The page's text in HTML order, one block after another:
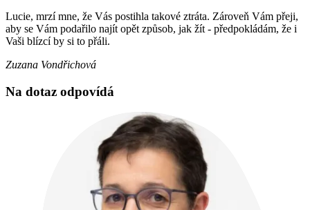
Lucie, mrzí mne, že Vás postihla takové ztráta. Zároveň Vám přeji,
aby se Vám podařilo najít opět způsob, jak žít - předpokládám, že i
Vaši blízcí by si to přáli.
Zuzana Vondřichová
Na dotaz odpovídá